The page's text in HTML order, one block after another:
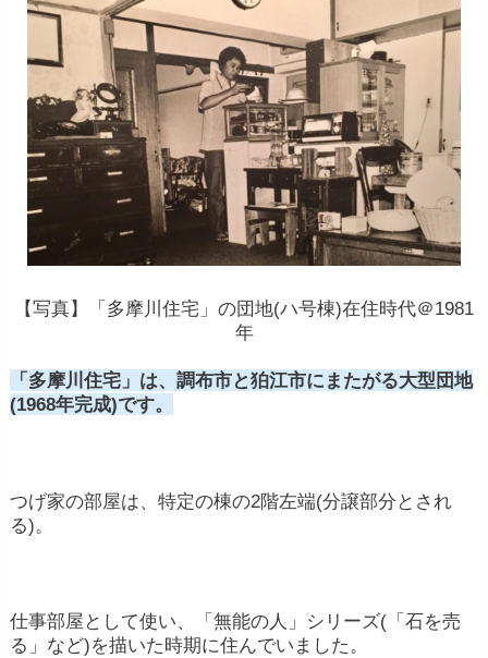
【写真】「多摩川住宅」の団地(ハ号棟)在住時代＠1981
年
「多摩川住宅」は、調布市と狛江市にまたがる大型団地
(1968年完成)です。
つげ家の部屋は、特定の棟の2階左端(分譲部分とされ
る)。
仕事部屋として使い、「無能の人」シリーズ(「石を売
る」など)を描いた時期に住んでいました。